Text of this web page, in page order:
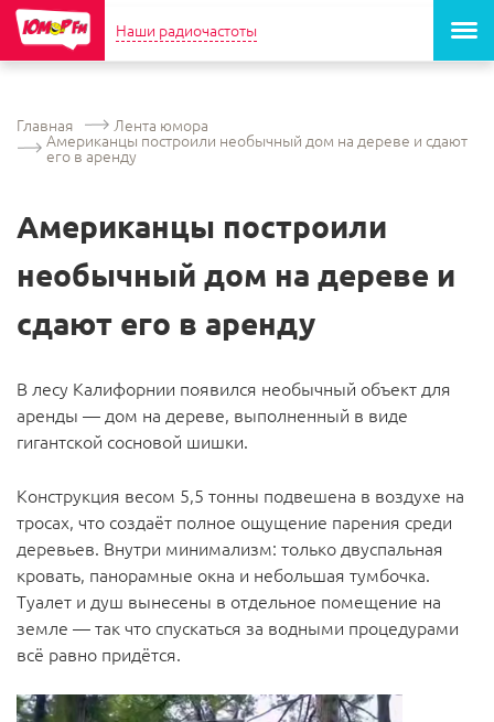
Наши радиочастоты
Главная Лента юмора
Американцы построили необычный дом на дереве и сдают
его в аренду
Американцы построили
необычный дом на дереве и
сдают его в аренду
В лесу Калифорнии появился необычный объект для
аренды — дом на дереве, выполненный в виде
гигантской сосновой шишки.
Конструкция весом 5,5 тонны подвешена в воздухе на
тросах, что создаёт полное ощущение парения среди
деревьев. Внутри минимализм: только двуспальная
кровать, панорамные окна и небольшая тумбочка.
Туалет и душ вынесены в отдельное помещение на
земле — так что спускаться за водными процедурами
всё равно придётся.